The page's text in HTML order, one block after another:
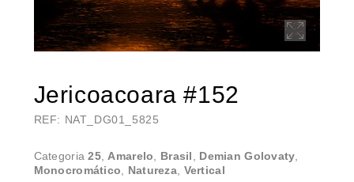
Jericoacoara #152
REF: NAT_DG01_5825
Categoria25,Amarelo, Brasil, Demian Golovaty,
Monocromático, Natureza, Vertical